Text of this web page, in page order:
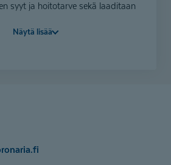
| Mette Säisä
syyt ja hoitotarve sekä laaditaan
kivun helpottamiseksi.
ensikäynti tästä
Näytä lisää